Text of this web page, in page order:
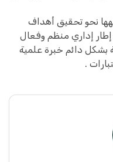
نحو تحقيق أهداف
إداري منظم وفعال
بشكل دائم خبرة علمية
.